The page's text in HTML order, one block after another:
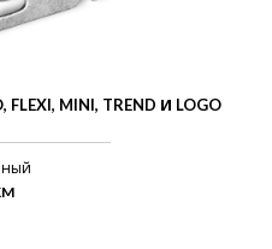
MINI, TREND И LOGO